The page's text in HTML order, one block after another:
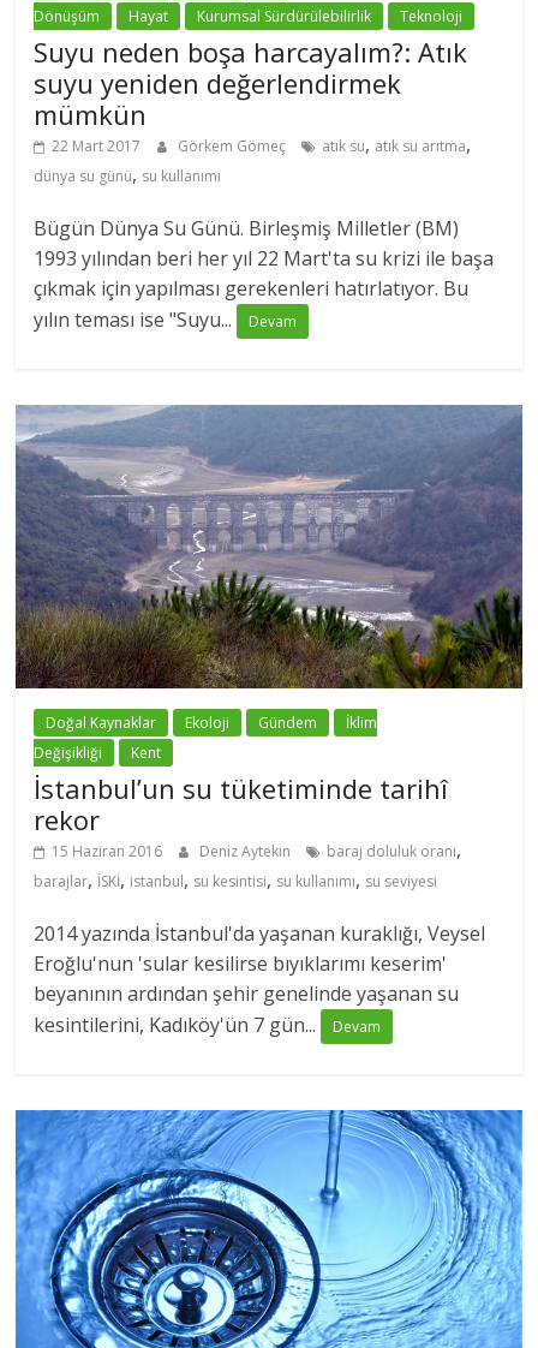
Dönüşüm
Hayat Kurumsal Sürdürülebilirlik Teknoloji
Suyu neden boşa harcayalım?: Atık
suyu yeniden değerlendirmek
mümkün
22 Mart 2017 Görkem Gömeç atık su, atık su arıtma,
dünya su günü, su kullanımı
Bügün Dünya Su Günü. Birleşmiş Milletler (BM)
1993 yılından beri her yıl 22 Mart'ta su krizi ile başa
çıkmak için yapılması gerekenleri hatırlatıyor. Bu
yılın teması ise "Suyu...
Devam
Doğal Kaynaklar Ekoloji Gündem
İklim
Değişikliği
Kent
İstanbul’un su tüketiminde tarihî
rekor
15 Haziran 2016 Deniz Aytekin baraj doluluk oranı,
barajlar, İSKİ, istanbul, su kesintisi, su kullanımı, su seviyesi
2014 yazında İstanbul'da yaşanan kuraklığı, Veysel
Eroğlu'nun 'sular kesilirse bıyıklarımı keserim'
beyanının ardından şehir genelinde yaşanan su
kesintilerini, Kadıköy'ün 7 gün...
Devam